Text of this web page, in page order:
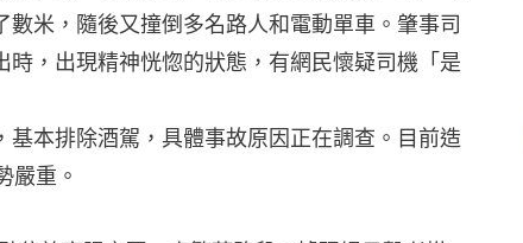
數米，隨後又撞倒多名路人和電動單車。肇事司
時，出現精神恍惚的狀態，有網民懷疑司機「是
基本排除酒駕，具體事故原因正在調查。目前造
嚴重。